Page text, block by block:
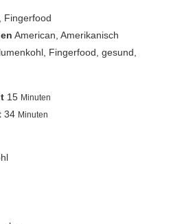
Fingerfood
American, Amerikanisch
Fingerfood, gesund,
15 Minuten
34 Minuten